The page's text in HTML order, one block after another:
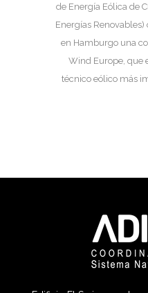
de Energía Eólica de
Energías
en Hamburgo una
Wind Europe, que